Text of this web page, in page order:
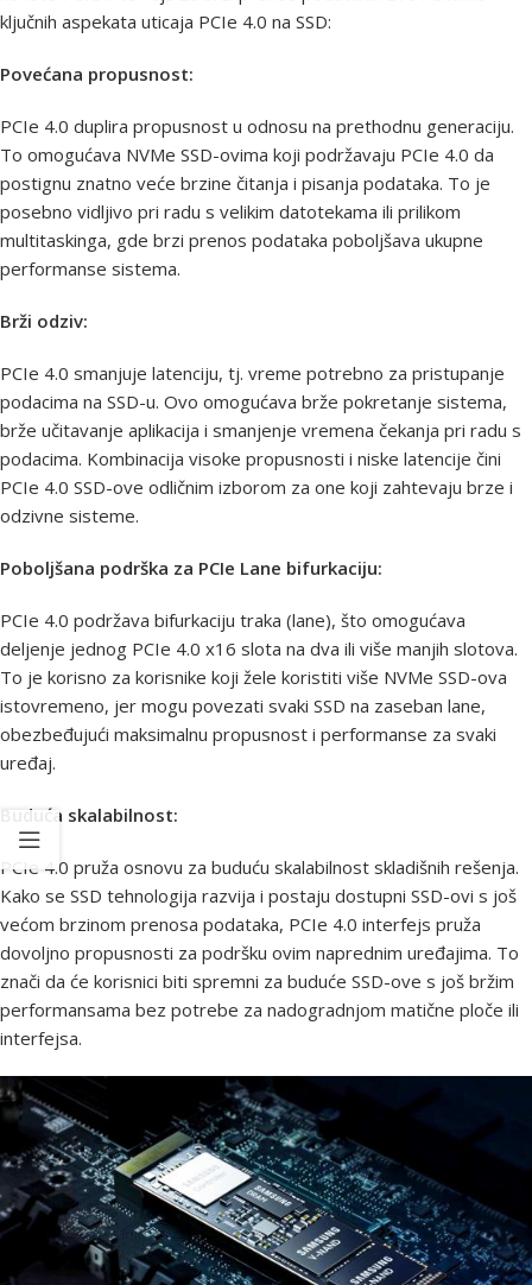
ključnih aspekata uticaja PCIe 4.0 na SSD:
Povećana propusnost:
PCIe 4.0 duplira propusnost u odnosu na prethodnu generaciju.
To omogućava NVMe SSD-ovima koji podržavaju PCIe 4.0 da
postignu znatno veće brzine čitanja i pisanja podataka. To je
posebno vidljivo pri radu s velikim datotekama ili prilikom
multitaskinga, gde brzi prenos podataka poboljšava ukupne
performanse sistema.
Brži odziv:
PCIe 4.0 smanjuje latenciju, tj. vreme potrebno za pristupanje
podacima na SSD-u. Ovo omogućava brže pokretanje sistema,
brže učitavanje aplikacija i smanjenje vremena čekanja pri radu s
podacima. Kombinacija visoke propusnosti i niske latencije čini
PCIe 4.0 SSD-ove odličnim izborom za one koji zahtevaju brze i
odzivne sisteme.
Poboljšana podrška za PCIe Lane bifurkaciju:
PCIe 4.0 podržava bifurkaciju traka (lane), što omogućava
deljenje jednog PCIe 4.0 x16 slota na dva ili više manjih slotova.
To je korisno za korisnike koji žele koristiti više NVMe SSD-ova
istovremeno, jer mogu povezati svaki SSD na zaseban lane,
obezbeđujući maksimalnu propusnost i performanse za svaki
uređaj.
Buduća skalabilnost:
PCIe 4.0 pruža osnovu za buduću skalabilnost skladišnih rešenja.
Kako se SSD tehnologija razvija i postaju dostupni SSD-ovi s još
većom brzinom prenosa podataka, PCIe 4.0 interfejs pruža
dovoljno propusnosti za podršku ovim naprednim uređajima. To
znači da će korisnici biti spremni za buduće SSD-ove s još bržim
performansama bez potrebe za nadogradnjom matične ploče ili
interfejsa.